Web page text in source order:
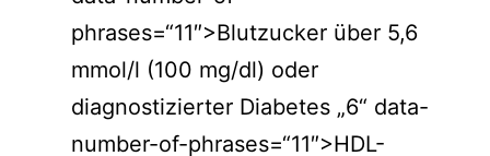
phrases=“11″>Blutzucker über 5,6
mmol/l (100 mg/dl) oder
diagnostizierter Diabetes „6“ data-
number-of-phrases=“11″>HDL-